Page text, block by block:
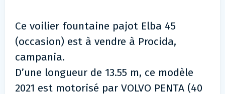
Ce voilier fountaine pajot Elba 45
(occasion) est à vendre à Procida,
campania.
D’une longueur de 13.55 m, ce modèle
2021 est motorisé par VOLVO PENTA (40